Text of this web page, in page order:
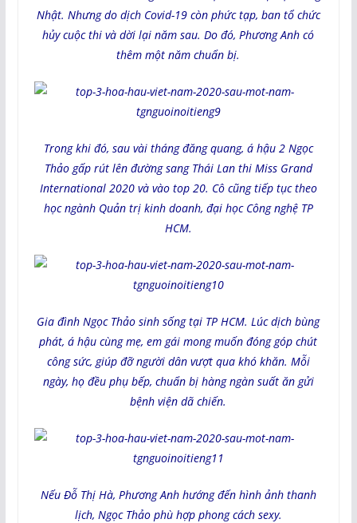
Nhật. Nhưng do dịch Covid-19 còn phức tạp, ban tổ chức
hủy cuộc thi và dời lại năm sau. Do đó, Phương Anh có
thêm một năm chuẩn bị.
Trong khi đó, sau vài tháng đăng quang, á hậu 2 Ngọc
Thảo gấp rút lên đường sang Thái Lan thi Miss Grand
International 2020 và vào top 20. Cô cũng tiếp tục theo
học ngành Quản trị kinh doanh, đại học Công nghệ TP
HCM.
Gia đình Ngọc Thảo sinh sống tại TP HCM. Lúc dịch bùng
phát, á hậu cùng mẹ, em gái mong muốn đóng góp chút
công sức, giúp đỡ người dân vượt qua khó khăn. Mỗi
ngày, họ đều phụ bếp, chuẩn bị hàng ngàn suất ăn gửi
bệnh viện dã chiến.
Nếu Đỗ Thị Hà, Phương Anh hướng đến hình ảnh thanh
lịch, Ngọc Thảo phù hợp phong cách sexy.